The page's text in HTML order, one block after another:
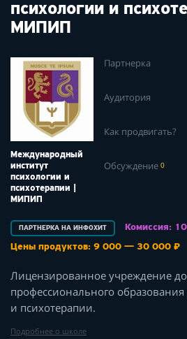
психологии и
МИПИП
Международный
институт
психологии и
психотерапии |
МИПИП
Партнерка
Аудитория
Как продвигать?
Обсуждение0
ПАРТНЕРКА НА ИНФОХИТ
Комиссия:
Цены продуктов: 9 000 — 30 000 ₽
Лицензированное учреждение
профессионального
и психотерапии.
Подробнее о школе